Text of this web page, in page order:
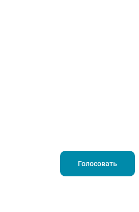
Голосовать